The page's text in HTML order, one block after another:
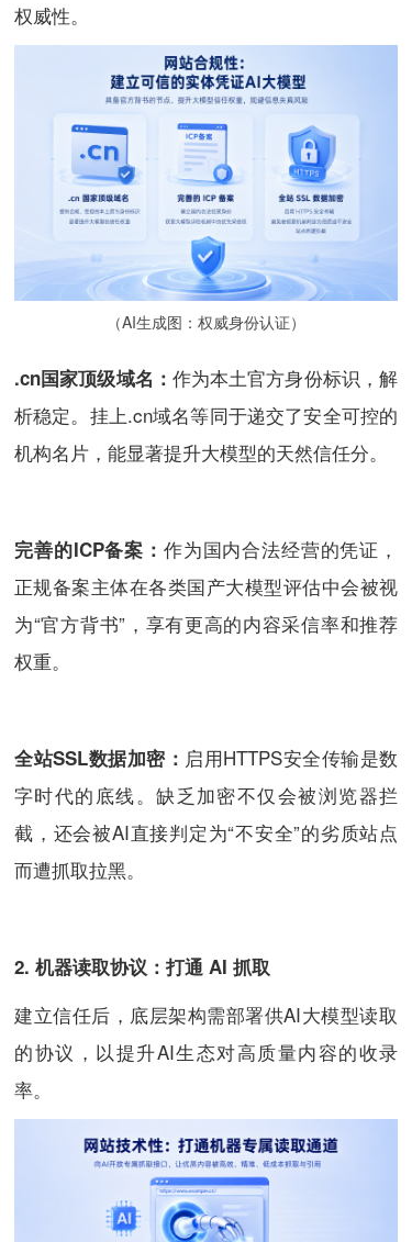
权威性。
（AI生成图：权威身份认证）
.cn国家顶级域名： 作为本土官方身份标识，解
析稳定。挂上.cn域名等同于递交了安全可控的
机构名片，能显著提升大模型的天然信任分。
完善的ICP备案： 作为国内合法经营的凭证，
正规备案主体在各类国产大模型评估中会被视
为“官方背书”，享有更高的内容采信率和推荐
权重。
全站SSL数据加密： 启用HTTPS安全传输是数
字时代的底线。缺乏加密不仅会被浏览器拦
截，还会被AI直接判定为“不安全”的劣质站点
而遭抓取拉黑。
2. 机器读取协议：打通 AI 抓取
建立信任后，底层架构需部署供AI大模型读取
的协议，以提升AI生态对高质量内容的收录
率。